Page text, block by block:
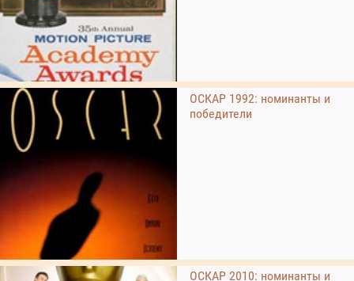
ОСКАР 1992: номинанты и
победители
ОСКАР 2010: номинанты и